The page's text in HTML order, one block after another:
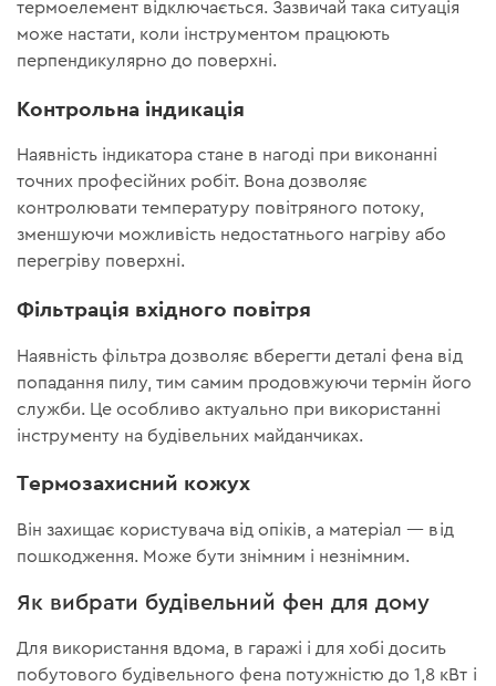
термоелемент відключається. Зазвичай така ситуація
може настати, коли інструментом працюють
перпендикулярно до поверхні.
Контрольна індикація
Наявність індикатора стане в нагоді при виконанні
точних професійних робіт. Вона дозволяє
контролювати температуру повітряного потоку,
зменшуючи можливість недостатнього нагріву або
перегріву поверхні.
Фільтрація вхідного повітря
Наявність фільтра дозволяє вберегти деталі фена від
попадання пилу, тим самим продовжуючи термін його
служби. Це особливо актуально при використанні
інструменту на будівельних майданчиках.
Термозахисний кожух
Він захищає користувача від опіків, а матеріал — від
пошкодження. Може бути знімним і незнімним.
Як вибрати будівельний фен для дому
Для використання вдома, в гаражі і для хобі досить
побутового будівельного фена потужністю до 1,8 кВт і